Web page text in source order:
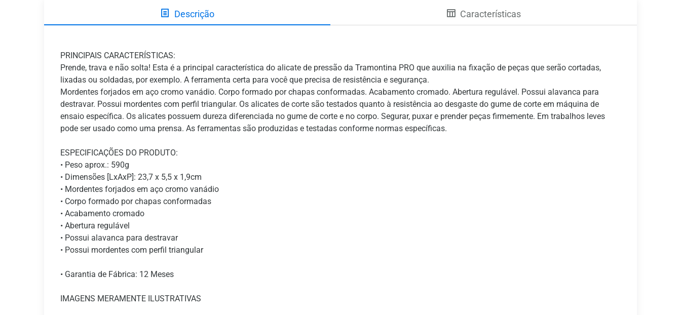
Descrição Características
PRINCIPAIS CARACTERÍSTICAS:
Prende, trava e não solta! Esta é a principal característica do alicate de pressão da Tramontina PRO que auxilia na fixação de peças que serão cortadas,
lixadas ou soldadas, por exemplo. A ferramenta certa para você que precisa de resistência e segurança.
Mordentes forjados em aço cromo vanádio. Corpo formado por chapas conformadas. Acabamento cromado. Abertura regulável. Possui alavanca para
destravar. Possui mordentes com perfil triangular. Os alicates de corte são testados quanto à resistência ao desgaste do gume de corte em máquina de
ensaio específica. Os alicates possuem dureza diferenciada no gume de corte e no corpo. Segurar, puxar e prender peças firmemente. Em trabalhos leves
pode ser usado como uma prensa. As ferramentas são produzidas e testadas conforme normas específicas.
ESPECIFICAÇÕES DO PRODUTO:
• Peso aprox.: 590g
• Dimensões [LxAxP]: 23,7 x 5,5 x 1,9cm
• Mordentes forjados em aço cromo vanádio
• Corpo formado por chapas conformadas
• Acabamento cromado
• Abertura regulável
• Possui alavanca para destravar
• Possui mordentes com perfil triangular
• Garantia de Fábrica: 12 Meses
IMAGENS MERAMENTE ILUSTRATIVAS